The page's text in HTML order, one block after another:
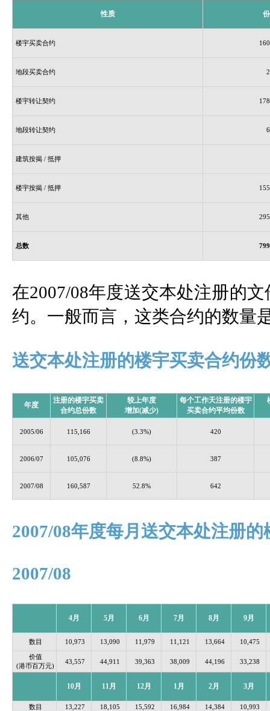
性质
楼宇买卖合约
地段买卖合约
楼宇转让契约
地段转让契约
建筑按揭 / 抵押
楼宇按揭 / 抵押
其他
总数
在2007/08年度送交本处注册的
约。一般而言，这类合约的数量
送交本处注册的楼宇买卖合约份
年度
注册的楼宇买卖
合约总份数
较上年度
增加(减少)
每个工作天注册的楼宇
买卖合约平均份数
2005/06 115,166 (3.3%) 420
2006/07 105,076 (8.8%) 387
2007/08 160,587 52.8% 642
2007/08年度每月送交本处注册
2007/08
4月 5月 6月 7月 8月 9月
数目 10,973 13,090 11,979 11,121 13,664 10,475
价值
(港币百万元)
43,557 44,911 39,363 38,009 44,196 33,238
10月 11月 12月 1月 2月 3月
数目 13,227 18,105 15,592 16,984 14,384
10,993